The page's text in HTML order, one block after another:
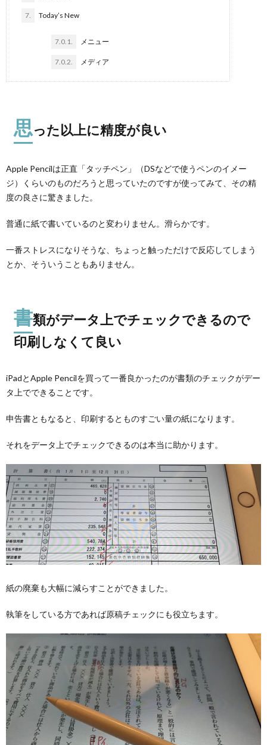
7. Today’s New
7.0.1. メニュー
7.0.2. メディア
思った以上に精度が良い
Apple Pencilは正直「タッチペン」（DSなどで使うペンのイメー
ジ）くらいのものだろうと思っていたのですが使ってみて、その精
度の良さに驚きました。
普通に紙で書いているのと変わりません。滑らかです。
一番ストレスになりそうな、ちょっと触っただけで反応してしまう
とか、そういうこともありません。
書類がデータ上でチェックできるので
印刷しなくて良い
iPadとApple Pencilを買って一番良かったのが書類のチェックがデー
タ上でできることです。
申告書ともなると、印刷するとものすごい量の紙になります。
それをデータ上でチェックできるのは本当に助かります。
紙の廃棄も大幅に減らすことができました。
執筆をしている方であれば原稿チェックにも役立ちます。